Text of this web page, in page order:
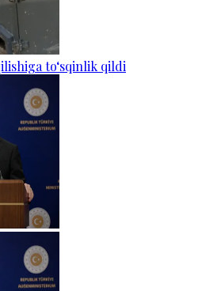
to‘sqinlik qildi